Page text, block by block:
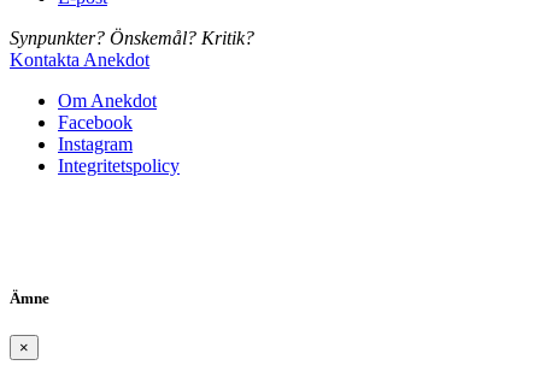
Synpunkter? Önskemål? Kritik?
Kontakta Anekdot
Om Anekdot
Facebook
Instagram
Integritetspolicy
Ämne
×